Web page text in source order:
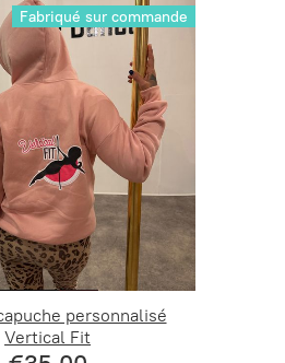
Fabriqué sur commande
personnalisé
Vertical Fit